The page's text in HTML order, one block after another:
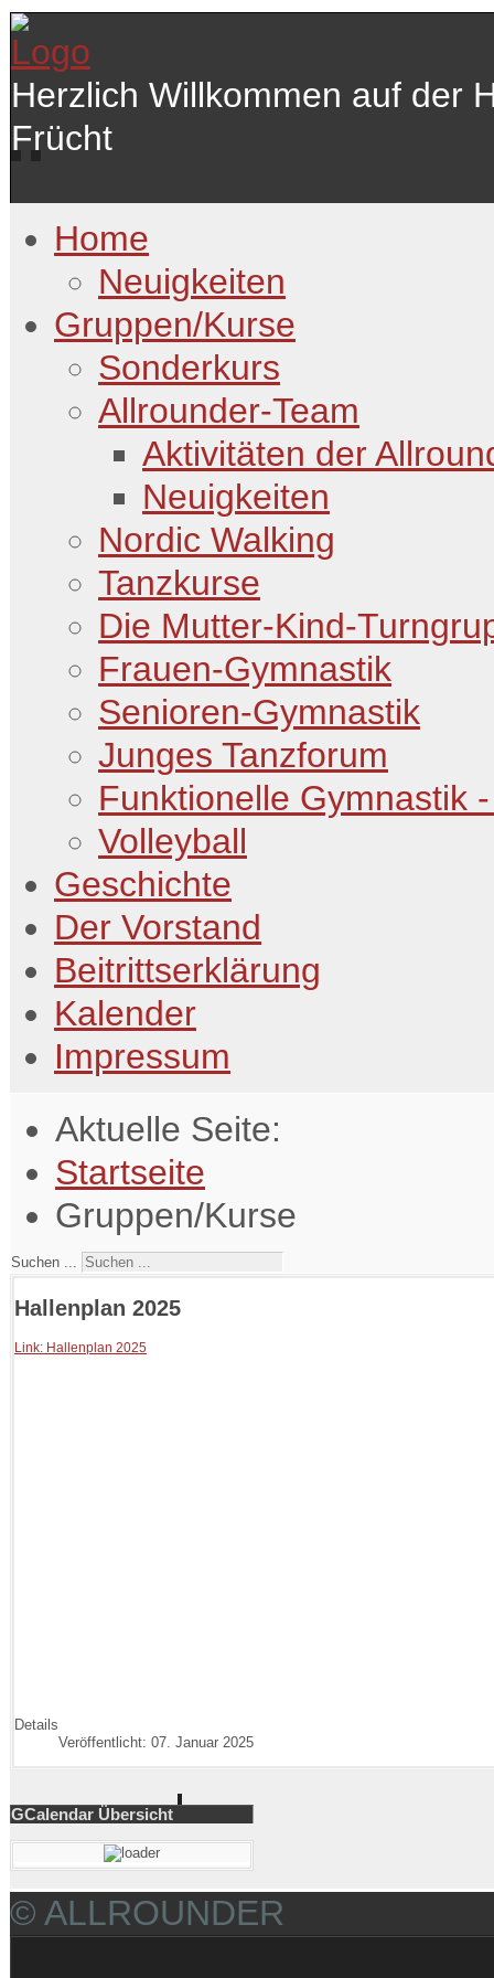
Herzlich Willkommen auf der
Frücht
Home
Neuigkeiten
Gruppen/Kurse
Sonderkurs
Allrounder-Team
Aktivitäten der
Neuigkeiten
Nordic Walking
Tanzkurse
Die Mutter-Kind-
Frauen-Gymnastik
Senioren-Gymnastik
Junges Tanzforum
Funktionelle Gymnastik
Volleyball
Geschichte
Der Vorstand
Beitrittserklärung
Kalender
Impressum
Aktuelle Seite:
Startseite
Gruppen/Kurse
Suchen ...
Hallenplan 2025
Link: Hallenplan 2025
Details
Veröffentlicht: 07. Januar 2025
GCalendar Übersicht
© ALLROUNDER